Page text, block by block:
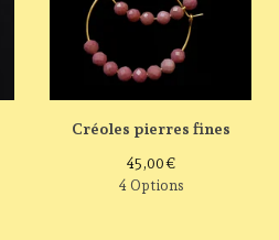
Créoles pierres fines
45,00€
4 Options